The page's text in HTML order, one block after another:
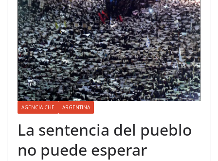
AGENCIA CHE ARGENTINA
La sentencia del pueblo
no puede esperar